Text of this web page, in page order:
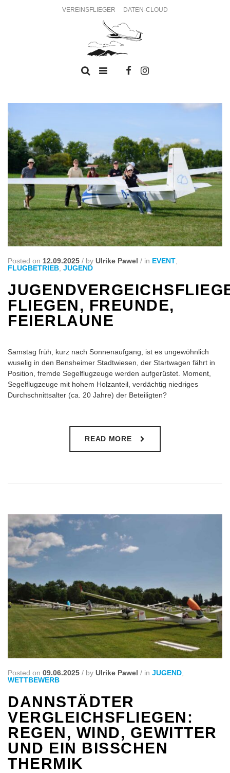
VEREINSFLIEGER DATEN-CLOUD
Posted on 12.09.2025 / by Ulrike Pawel / in EVENT
FLUGBETRIEB JUGEND
FLIEGEN, FREUNDE,
FEIERLAUNE
Samstag früh, kurz nach Sonnenaufgang, ist es ungewöhnlich
wuselig in den Bensheimer Stadtwiesen, der Startwagen fährt in
Position, fremde Segelflugzeuge werden aufgerüstet. Moment,
Segelflugzeuge mit hohem Holzanteil, verdächtig niedriges
Durchschnittsalter (ca. 20 Jahre) der Beteiligten?
READ MORE
Posted on 09.06.2025 / by Ulrike Pawel / in JUGEND
WETTBEWERB
DANNSTÄDTER
VERGLEICHSFLIEGEN:
REGEN, WIND, GEWITTER
UND EIN BISSCHEN T
HERMIK